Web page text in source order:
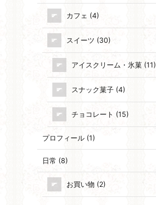
カフェ (4)
スイーツ (30)
アイスクリーム・氷菓 (11)
スナック菓子 (4)
チョコレート (15)
プロフィール (1)
日常 (8)
お買い物 (2)